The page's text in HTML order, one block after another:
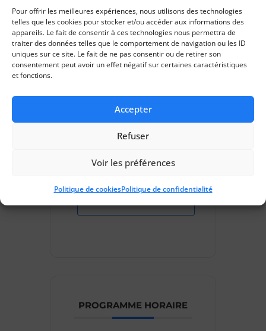
Pour offrir les meilleures expériences, nous utilisons des technologies
telles que les cookies pour stocker et/ou accéder aux informations des
appareils. Le fait de consentir à ces technologies nous permettra de
traiter des données telles que le comportement de navigation ou les ID
uniques sur ce site. Le fait de ne pas consentir ou de retirer son
consentement peut avoir un effet négatif sur certaines caractéristiques
et fonctions.
Accepter
Refuser
Voir les préférences
Politique de cookiesPolitique de confidentialité
DUERP
INSCRIPTION
+ Ajouter à mon Agenda Google
PROGRAMME HORAIRE